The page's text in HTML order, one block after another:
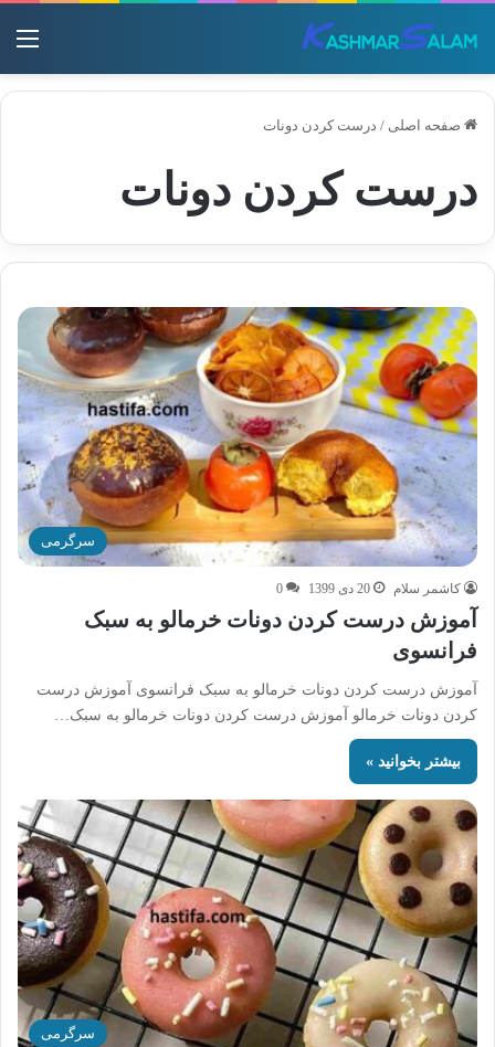
صفحه اصلی / درست کردن دونات
درست کردن دونات
سرگرمی
کاشمر سلام 20 دی 1399 0
آموزش درست کردن دونات خرمالو به سبک
فرانسوی
آموزش درست کردن دونات خرمالو به سبک فرانسوی آموزش درست
کردن دونات خرمالو آموزش درست کردن دونات خرمالو به سبک…
بیشتر بخوانید »
سرگرمی